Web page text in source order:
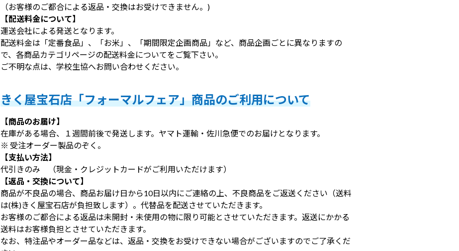
（お客様のご都合による返品・交換はお受けできません。)
【配送料金について】
運送会社による発送となります。
配送料金は「定番食品」、「お米」、「期間限定企画商品」など、商品企画ごとに異なりますの
で、各商品カテゴリページの配送料金についてをご覧下さい。
ご不明な点は、学校生協へお問い合わせください。
きく屋宝石店「フォーマルフェア」商品のご利用について
【商品のお届け】
在庫がある場合、１週間前後で発送します。ヤマト運輸・佐川急便でのお届けとなります。
※ 受注オーダー製品のぞく。
【支払い方法】
代引きのみ （現金・クレジットカードがご利用いただけます）
【返品・交換について】
商品が不良品の場合、商品お届け日から10日以内にご連絡の上、不良商品をご返送ください（送料
は(株)きく屋宝石店が負担致します）。代替品を配送させていただきます。
お客様のご都合による返品は未開封・未使用の物に限り可能とさせていただきます。返送にかかる
送料はお客様負担とさせていただきます。
なお、特注品やオーダー品などは、返品・交換をお受けできない場合がございますのでご了承くだ